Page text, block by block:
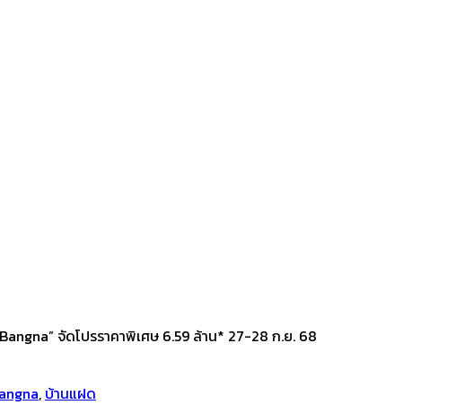
จัดโปรราคาพิเศษ 6.59 ล้าน* 27-28 ก.ย. 68
, บ้านแฝด